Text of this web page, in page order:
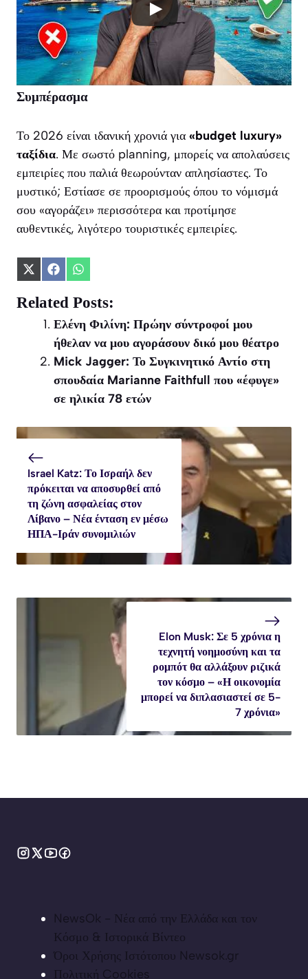
Συμπέρασμα
Το 2026 είναι ιδανική χρονιά για «budget luxury»
ταξίδια. Με σωστό planning, μπορείς να απολαύσεις
εμπειρίες που παλιά θεωρούνταν απλησίαστες. Το
μυστικό; Εστίασε σε προορισμούς όπου το νόμισμά
σου «αγοράζει» περισσότερα και προτίμησε
αυθεντικές, λιγότερο τουριστικές εμπειρίες.
Share
X
(Twitter)
Share
Facebook
Share
WhatsApp
Related Posts:
Ελένη Φιλίνη: Πρώην σύντροφοί μου
ήθελαν να μου αγοράσουν δικό μου θέατρο
Mick Jagger: Το Συγκινητικό Αντίο στη
σπουδαία Marianne Faithfull που «έφυγε»
σε ηλικία 78 ετών
Israel Katz: Το Ισραήλ δεν
πρόκειται να αποσυρθεί από
τη ζώνη ασφαλείας στον
Λίβανο – Νέα ένταση εν μέσω
ΗΠΑ-Ιράν συνομιλιών
Elon Musk: Σε 5 χρόνια η
τεχνητή νοημοσύνη και τα
ρομπότ θα αλλάξουν ριζικά
τον κόσμο – «Η οικονομία
μπορεί να διπλασιαστεί σε 5-
7 χρόνια»
NewsOk - Νέα από την Ελλάδα και τον
Κόσμο & Ιστορικά Βίντεο
Όροι Χρήσης Ιστότοπου Newsok.gr
Πολιτική Cookies